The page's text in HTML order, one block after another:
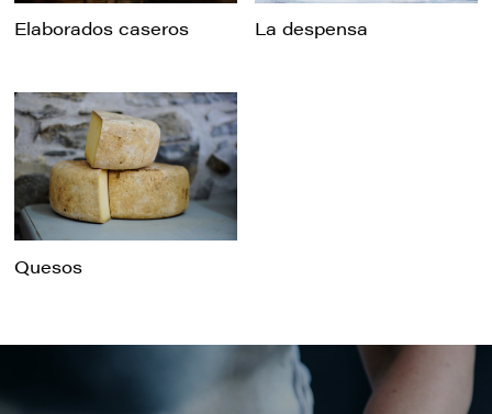
Elaborados caseros La despensa
Quesos